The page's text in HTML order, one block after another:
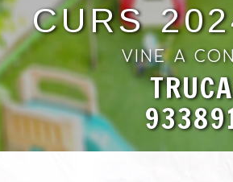
CURS
VINE A